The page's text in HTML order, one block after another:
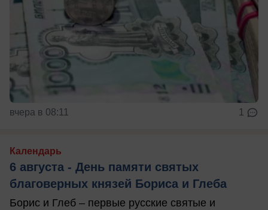
вчера в 08:11 1
Календарь
6 августа - День памяти святых
благоверных князей Бориса и Глеба
Борис и Глеб – первые русские святые и